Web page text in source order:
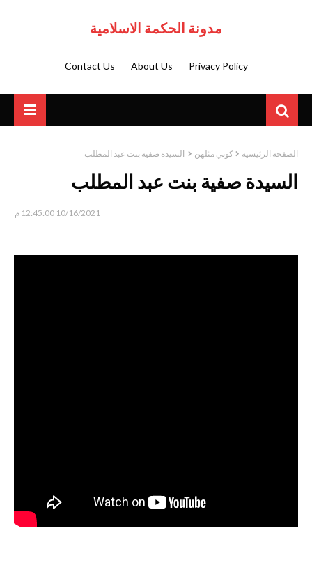
مدونة الحكمة الاسلامية
Privacy Policy
About Us
Contact Us
الصفحة الرئيسية كوني مثلهن السيدة صفية بنت عبد المطلب
السيدة صفية بنت عبد المطلب
10/16/2021 12:45:00 م